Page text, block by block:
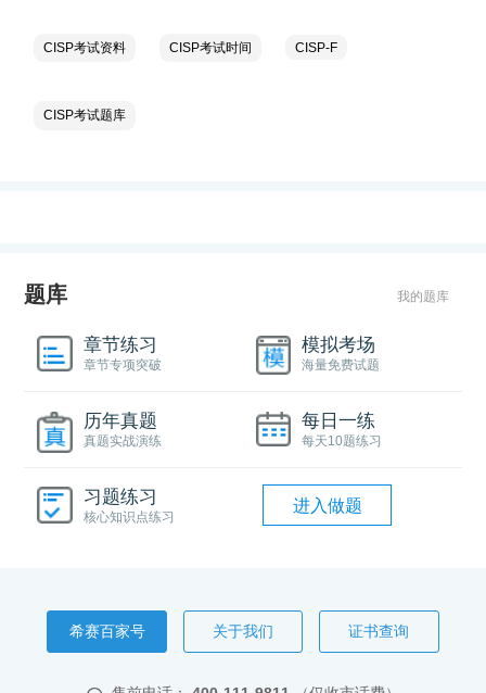
CISP考试资料 CISP考试时间 CISP-F
CISP考试题库
题库 我的题库
章节练习
章节专项突破
模拟考场
海量免费试题
历年真题
真题实战演练
每日一练
每天10题练习
习题练习
核心知识点练习
进入做题
希赛百家号 关于我们 证书查询